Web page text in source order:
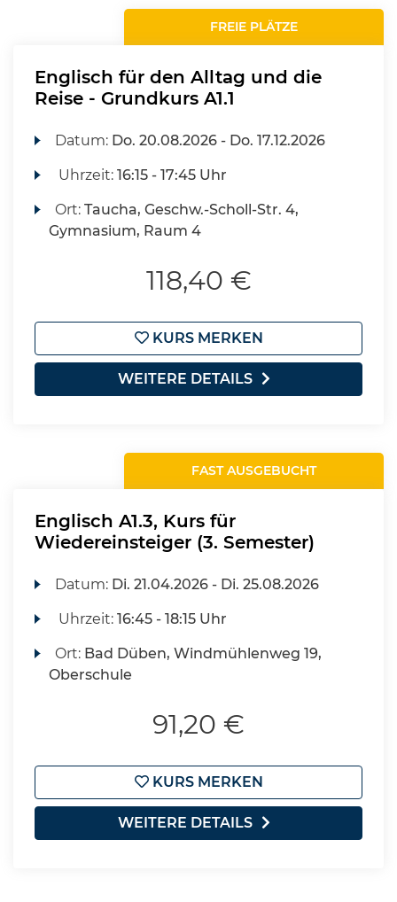
FREIE PLÄTZE
Englisch für den Alltag und die
Reise - Grundkurs A1.1
Datum: Do. 20.08.2026 - Do. 17.12.2026
Uhrzeit:16:15 - 17:45 Uhr
Ort:Taucha, Geschw.-Scholl-Str. 4,
Gymnasium, Raum 4
118,40 €
KURS MERKEN
WEITERE DETAILS
FAST AUSGEBUCHT
Englisch A1.3, Kurs für
Wiedereinsteiger (3. Semester)
Datum: Di. 21.04.2026 - Di. 25.08.2026
Uhrzeit:16:45 - 18:15 Uhr
Ort: Bad Düben, Windmühlenweg 19,
Oberschule
91,20 €
KURS MERKEN
WEITERE DETAILS